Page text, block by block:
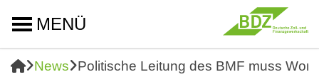
MENÜ
News Politische Leitung des BMF muss